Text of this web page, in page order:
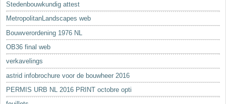
Stedenbouwkundig attest
MetropolitanLandscapes web
Bouwverordening 1976 NL
OB36 final web
verkavelings
astrid infobrochure voor de bouwheer 2016
PERMIS URB NL 2016 PRINT octobre opti